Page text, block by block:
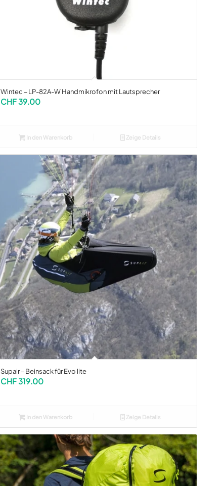
Wintec – LP-82A-W Handmikrofon mit Lautsprecher
CHF39.00
In den Warenkorb Zeige Details
Supair – Beinsack für Evo lite
CHF319.00
In den Warenkorb Zeige Details